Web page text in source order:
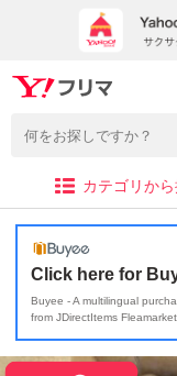
カテゴリか
Click here for
Buyee - A multilingual
from JDirectItems